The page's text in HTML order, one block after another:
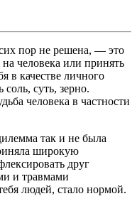
пор не решена, — это
человека или принять
в качестве личного
суть, зерно.
человека в частности
так и не была
широкую
друг
и травмами
людей, стало нормой.